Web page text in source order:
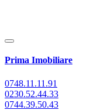
Prima Imobiliare
0748.11.11.91
0230.52.44.33
0744.39.50.43